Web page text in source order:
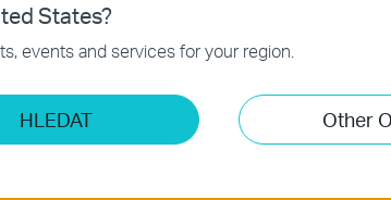
How to Find the Model Number of Your TP-Link
States?
events and services for your region.
HLEDAT Other
pro fungování webových stránek a nelze je
cookies
umožňují analyzovat vaše aktivity na našich
jejich funkčnosti.
cookie mohou prostřednictvím našich